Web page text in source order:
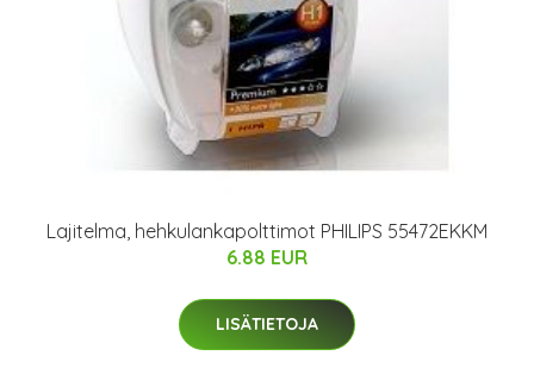
Lajitelma, hehkulankapolttimot PHILIPS 55472EKKM
6.88 EUR
LISÄTIETOJA